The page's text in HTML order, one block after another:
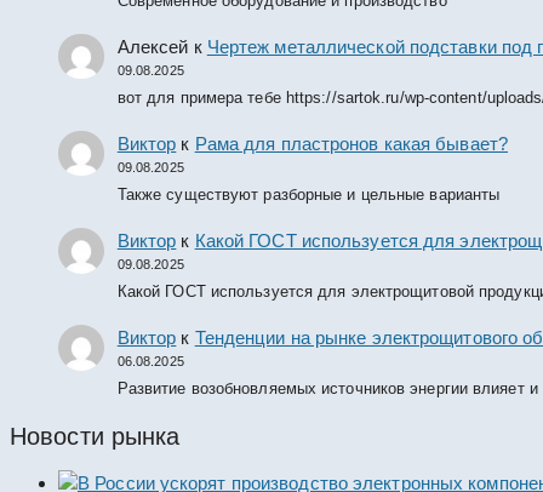
Алексей к Чертеж металлической подставки
09.08.2025
вот для примера тебе https://sartok.ru/wp-content/
Виктор к Рама для пластронов какая бывает?
09.08.2025
Также существуют разборные и цельные варианты
Виктор к Какой ГОСТ используется для
09.08.2025
Какой ГОСТ используется для электрощитовой
Виктор к Тенденции на рынке электрощитового
06.08.2025
Развитие возобновляемых источников энергии влияет
Новости рынка